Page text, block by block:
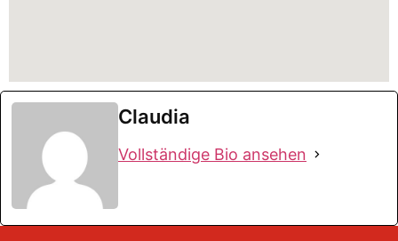
Claudia
Vollständige Bio ansehen